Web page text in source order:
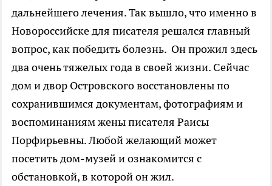
дальнейшего лечения. Так вышло, что именно в
Новороссийске для писателя решался главный
вопрос, как победить болезнь. Он прожил здесь
два очень тяжелых года в своей жизни. Сейчас
дом и двор Островского восстановлены по
сохранившимся документам, фотографиям и
воспоминаниям жены писателя Раисы
Порфирьевны. Любой желающий может
посетить дом-музей и ознакомится с
обстановкой, в которой он жил.